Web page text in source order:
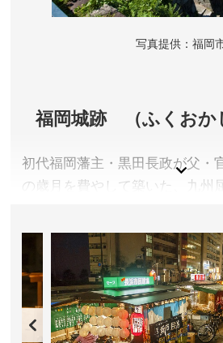
写真提供：福岡
福岡城跡 （ふくおか
初代福岡藩主・黒田長政が父・
の歳月を費やして築いた、九州
い眺望が広がります。
福岡県福岡市
入城料／無料(イベント期間中を
開城時間／終日
アクセス／福岡市営地下鉄 赤坂